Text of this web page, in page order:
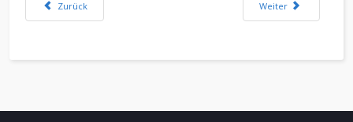
Vorheriger Beitrag: Wechselunterricht ab dem 10.05.21 - Start mit den X-
Zurück Nächster Beitrag:
Weiter